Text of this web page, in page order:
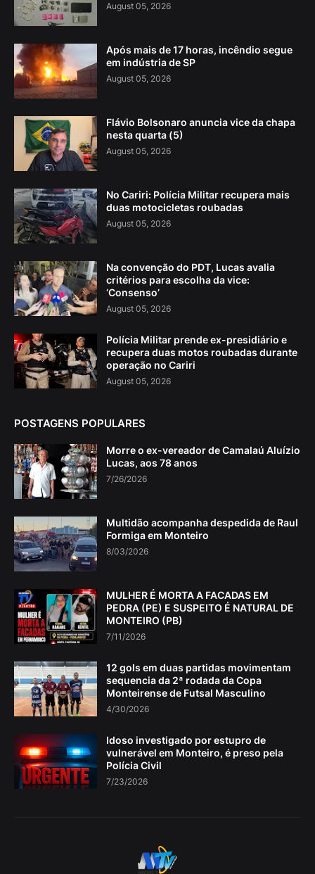
August 05, 2026
Após mais de 17 horas, incêndio segue
em indústria de SP
August 05, 2026
Flávio Bolsonaro anuncia vice da chapa
nesta quarta (5)
August 05, 2026
No Cariri: Polícia Militar recupera mais
duas motocicletas roubadas
August 05, 2026
Na convenção do PDT, Lucas avalia
critérios para escolha da vice:
‘Consenso’
August 05, 2026
Polícia Militar prende ex-presidiário e
recupera duas motos roubadas durante
operação no Cariri
August 05, 2026
POSTAGENS POPULARES
Morre o ex-vereador de Camalaú Aluízio
Lucas, aos 78 anos
7/26/2026
Multidão acompanha despedida de Raul
Formiga em Monteiro
8/03/2026
MULHER É MORTA A FACADAS EM
PEDRA (PE) E SUSPEITO É NATURAL DE
MONTEIRO (PB)
7/11/2026
12 gols em duas partidas movimentam
sequencia da 2ª rodada da Copa
Monteirense de Futsal Masculino
4/30/2026
Idoso investigado por estupro de
vulnerável em Monteiro, é preso pela
Polícia Civil
7/23/2026